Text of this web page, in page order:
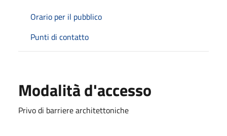
Orario per il pubblico
Punti di contatto
Modalità d'accesso
Privo di barriere architettoniche